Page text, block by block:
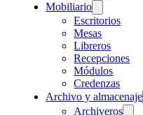
Mobiliario
Escritorios
Mesas
Libreros
Recepciones
Módulos
Credenzas
Archivo y almacenaje
Archiveros